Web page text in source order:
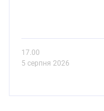
17.00
5 серпня 2026